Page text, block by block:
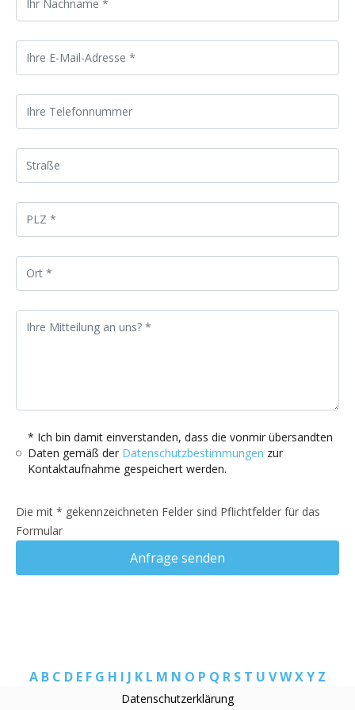
* Ich bin damit einverstanden, dass die vonmir übersandten
Daten gemäß der Datenschutzbestimmungen zur
Kontaktaufnahme gespeichert werden.
Die mit * gekennzeichneten Felder sind Pflichtfelder für das
Formular
Anfrage senden
A B C D E F G H I J K L M N O P Q R S T U VWXY Z
Datenschutzerklärung